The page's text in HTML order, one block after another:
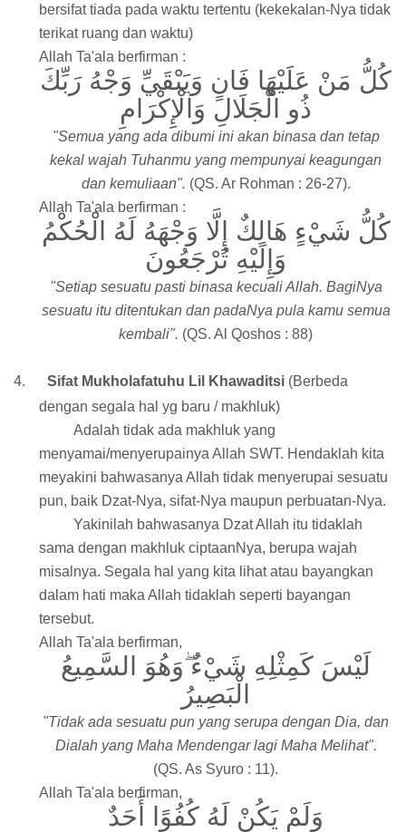
bersifat tiada pada waktu tertentu (kekekalan-Nya tidak
terikat ruang dan waktu)
Allah Ta'ala berfirman :
كُلُّ مَنْ عَلَيْهَا فَانٍ وَيَبْقَيِّ وَجْهُ رَبِّكَ
ذُو الْجَلَالِ وَالْإِكْرَامِ
"Semua yang ada dibumi ini akan binasa dan tetap
kekal wajah Tuhanmu yang mempunyai keagungan
dan kemuliaan". (QS. Ar Rohman : 26-27).
Allah Ta'ala berfirman :
كُلُّ شَيْءٍ هَالِكٌ إِلَّا وَجْهَهُ لَهُ الْحُكْمُ
وَإِلَيْهِ تُرْجَعُونَ
"Setiap sesuatu pasti binasa kecuali Allah. BagiNya
sesuatu itu ditentukan dan padaNya pula kamu semua
kembali". (QS. Al Qoshos : 88)
4. Sifat Mukholafatuhu Lil Khawaditsi (Berbeda
dengan segala hal yg baru / makhluk)
Adalah tidak ada makhluk yang
menyamai/menyerupainya Allah SWT. Hendaklah kita
meyakini bahwasanya Allah tidak menyerupai sesuatu
pun, baik Dzat-Nya, sifat-Nya maupun perbuatan-Nya.
Yakinilah bahwasanya Dzat Allah itu tidaklah
sama dengan makhluk ciptaanNya, berupa wajah
misalnya. Segala hal yang kita lihat atau bayangkan
dalam hati maka Allah tidaklah seperti bayangan
tersebut.
Allah Ta'ala berfirman,
لَيْسَ كَمِثْلِهِ شَيْءٌ ۖوَهُوَ السَّمِيعُ
الْبَصِيرُ
"Tidak ada sesuatu pun yang serupa dengan Dia, dan
Dialah yang Maha Mendengar lagi Maha Melihat".
(QS. As Syuro : 11).
Allah Ta'ala berfirman,
وَلَمْ يَكُنْ لَهُ كُفُوًا أَحَدٌ